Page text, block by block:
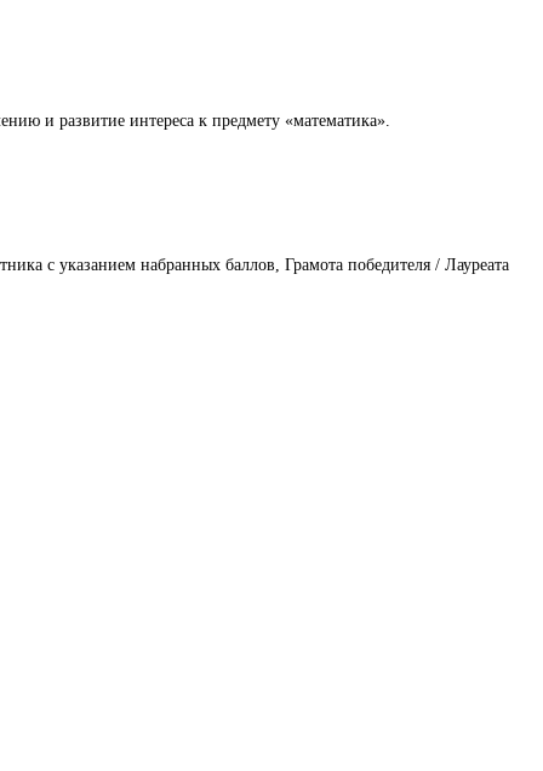
и развитие интереса к предмету «математика».
с указанием набранных баллов, Грамота победителя / Лауреата